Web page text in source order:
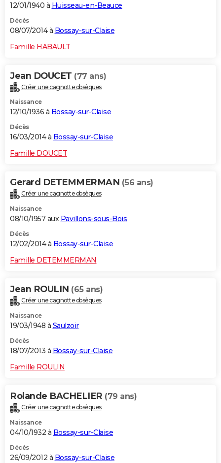
12/01/1940 à Huisseau-en-Beauce
Décès
08/07/2014 à Bossay-sur-Claise
Famille HABAULT
Jean DOUCET (77 ans)
Créer une cagnotte obsèques
Naissance
12/10/1936 à Bossay-sur-Claise
Décès
16/03/2014 à Bossay-sur-Claise
Famille DOUCET
Gerard DETEMMERMAN (56 ans)
Créer une cagnotte obsèques
Naissance
08/10/1957 aux Pavillons-sous-Bois
Décès
12/02/2014 à Bossay-sur-Claise
Famille DETEMMERMAN
Jean ROULIN (65 ans)
Créer une cagnotte obsèques
Naissance
19/03/1948 à Saulzoir
Décès
18/07/2013 à Bossay-sur-Claise
Famille ROULIN
Rolande BACHELIER (79 ans)
Créer une cagnotte obsèques
Naissance
04/10/1932 à Bossay-sur-Claise
Décès
26/09/2012 à Bossay-sur-Claise